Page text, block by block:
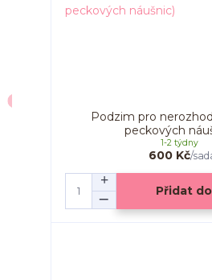
Podzim pro
peckových
600 Kč/
1-2 týdny
Přidat